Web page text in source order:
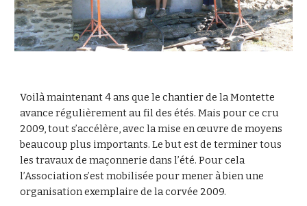
Voilà maintenant 4 ans que le chantier de la Montette
avance régulièrement au fil des étés. Mais pour ce cru
2009, tout s’accélère, avec la mise en œuvre de moyens
beaucoup plus importants. Le but est de terminer tous
les travaux de maçonnerie dans l’été. Pour cela
l’Association s’est mobilisée pour mener à bien une
organisation exemplaire de la corvée 2009.